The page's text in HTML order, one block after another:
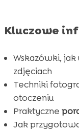
 Jak
Znaczenie
Wniosek
 FAQ
Kluczowe
Wskazówki,
zdjęciach
Techniki
otoczeniu
Praktyczne
Jak